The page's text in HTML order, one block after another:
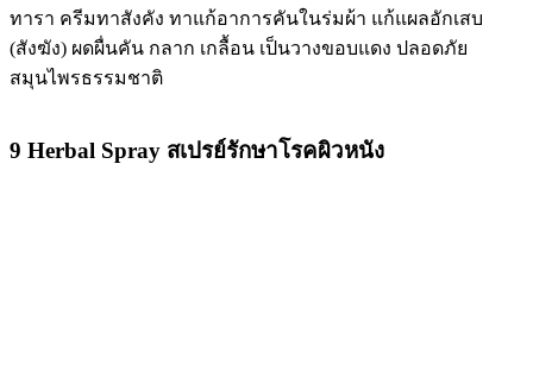
ทารา ครีมทาสังคัง ทาแก้อาการคันในร่มผ้า แก้แผลอักเสบ
(สังฆัง) ผดผื่นคัน กลาก เกลื้อน เป็นวางขอบแดง ปลอดภัย
สมุนไพรธรรมชาติ
9 Herbal Spray สเปรย์รักษาโรคผิวหนัง